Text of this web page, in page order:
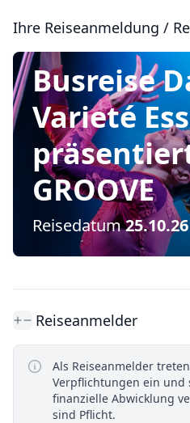
Formular zur Ihre
Ihre Reiseanmeldung /
Busreise
Varieté
GROOVE
Reisedatum25.10.26
Reiseanmelder
Als Reiseanmelder
Verpflichtungen ein und
finanzielle Abwicklung
sind Pflicht.